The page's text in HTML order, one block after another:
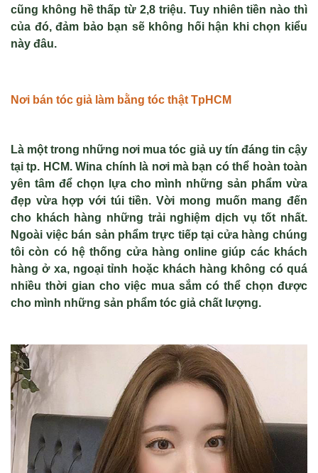
cũng không hề thấp từ 2,8 triệu. Tuy nhiên tiền nào thì
của đó, đảm bảo bạn sẽ không hối hận khi chọn kiểu
này đâu.
Nơi bán tóc giả làm bằng tóc thật TpHCM
Là một trong những nơi mua tóc giả uy tín đáng tin cậy
tại tp. HCM. Wina chính là nơi mà bạn có thể hoàn toàn
yên tâm để chọn lựa cho mình những sản phẩm vừa
đẹp vừa hợp với túi tiền. Vời mong muốn mang đến
cho khách hàng những trải nghiệm dịch vụ tốt nhất.
Ngoài việc bán sản phẩm trực tiếp tại cửa hàng chúng
tôi còn có hệ thống cửa hàng online giúp các khách
hàng ở xa, ngoại tỉnh hoặc khách hàng không có quá
nhiều thời gian cho việc mua sắm có thể chọn được
cho mình những sản phẩm tóc giả chất lượng.